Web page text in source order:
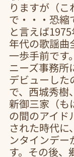
りますが（
で・・・恐縮
と言えば
年代の歌謡曲
一歩手前です
ニーズ事務所
デビューした
で、西城秀樹
新御三家（も
の間のアイド
された時代に
ンタインデー
す。その後、